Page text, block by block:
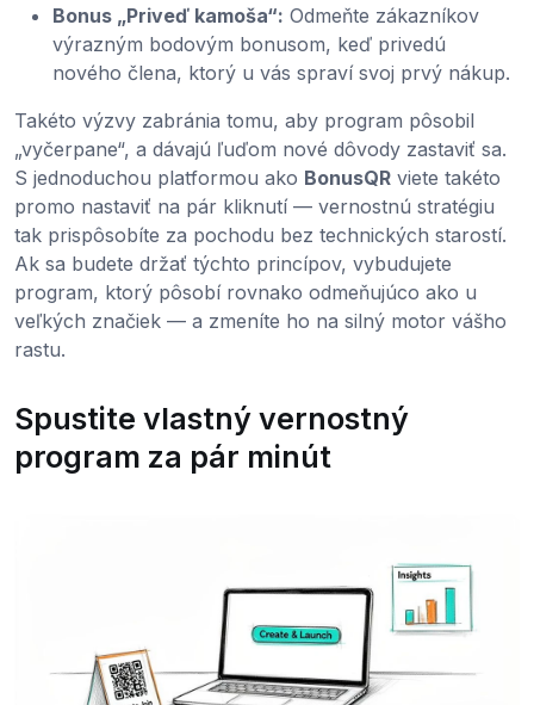
Bonus „Priveď kamoša“: Odmeňte zákazníkov
výrazným bodovým bonusom, keď privedú
nového člena, ktorý u vás spraví svoj prvý nákup.
Takéto výzvy zabránia tomu, aby program pôsobil
„vyčerpane“, a dávajú ľuďom nové dôvody zastaviť sa.
S jednoduchou platformou ako BonusQR viete takéto
promo nastaviť na pár kliknutí — vernostnú stratégiu
tak prispôsobíte za pochodu bez technických starostí.
Ak sa budete držať týchto princípov, vybudujete
program, ktorý pôsobí rovnako odmeňujúco ako u
veľkých značiek — a zmeníte ho na silný motor vášho
rastu.
Spustite vlastný vernostný
program za pár minút